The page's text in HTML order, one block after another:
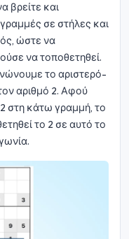
βρείτε και
σε στήλες και
ώστε να
να τοποθετηθεί.
το αριστερό-
αριθμό 2. Αφού
2 στη κάτω γραμμή, το
το 2 σε αυτό το